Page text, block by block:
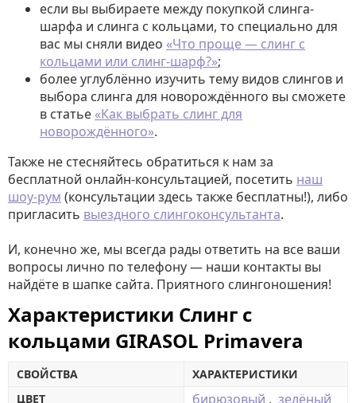
если вы выбираете между покупкой слинга-
шарфа и слинга с кольцами, то специально для
вас мы сняли видео «Что проще — слинг с
кольцами или слинг-шарф?»;
более углублённо изучить тему видов слингов и
выбора слинга для новорождённого вы сможете
в статье «Как выбрать слинг для
новорождённого».
Также не стесняйтесь обратиться к нам за
бесплатной онлайн-консультацией, посетить наш
шоу-рум (консультации здесь также бесплатны!), либо
пригласить выездного слингоконсультанта.
И, конечно же, мы всегда рады ответить на все ваши
вопросы лично по телефону — наши контакты вы
найдёте в шапке сайта. Приятного слингоношения!
Характеристики Слинг с
кольцами GIRASOL Primavera
СВОЙСТВА
ХАРАКТЕРИСТИКИ
ЦВЕТ
бирюзовый , зелёный